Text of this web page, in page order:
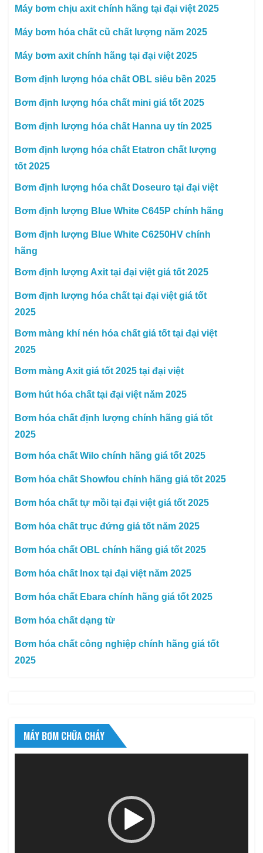
Máy bơm chịu axit chính hãng tại đại việt 2025
Máy bơm hóa chất cũ chất lượng năm 2025
Máy bơm axit chính hãng tại đại việt 2025
Bơm định lượng hóa chất OBL siêu bền 2025
Bơm định lượng hóa chất mini giá tốt 2025
Bơm định lượng hóa chất Hanna uy tín 2025
Bơm định lượng hóa chất Etatron chất lượng
tốt 2025
Bơm định lượng hóa chất Doseuro tại đại việt
Bơm định lượng Blue White C645P chính hãng
Bơm định lượng Blue White C6250HV chính
hãng
Bơm định lượng Axit tại đại việt giá tốt 2025
Bơm định lượng hóa chất tại đại việt giá tốt
2025
Bơm màng khí nén hóa chất giá tốt tại đại việt
2025
Bơm màng Axit giá tốt 2025 tại đại việt
Bơm hút hóa chất tại đại việt năm 2025
Bơm hóa chất định lượng chính hãng giá tốt
2025
Bơm hóa chất Wilo chính hãng giá tốt 2025
Bơm hóa chất Showfou chính hãng giá tốt 2025
Bơm hóa chất tự mồi tại đại việt giá tốt 2025
Bơm hóa chất trục đứng giá tốt năm 2025
Bơm hóa chất OBL chính hãng giá tốt 2025
Bơm hóa chất Inox tại đại việt năm 2025
Bơm hóa chất Ebara chính hãng giá tốt 2025
Bơm hóa chất dạng từ
Bơm hóa chất công nghiệp chính hãng giá tốt
2025
MÁY BƠM CHỮA CHÁY